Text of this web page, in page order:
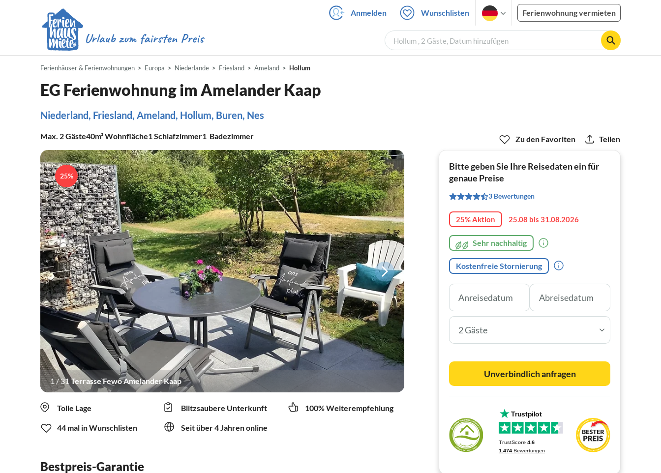
Anmelden Wunschlisten Ferienwohnung vermieten
Hollum , 2 Gäste, Datum hinzufügen
Ferienhäuser & Ferienwohnungen Europa Niederlande Friesland Ameland Hollum
EG Ferienwohnung im Amelander Kaap
Niederland, Friesland, Ameland, Hollum, Buren, Nes
Max. 2Gäste40m²Wohnfläche1Schlafzimmer1 Badezimmer
1/31 Terrasse Fewo Amelander Kaap
25%
Tolle Lage Blitzsaubere Unterkunft 100% Weiterempfehlung
44 mal in Wunschlisten Seit über 4 Jahren online
Bestpreis-Garantie
Zu den Favoriten Teilen
Bitte geben Sie Ihre Reisedaten ein für
genaue Preise
3 Bewertungen
25% Aktion 25.08 bis 31.08.2026
Sehr nachhaltig
Kostenfreie Stornierung
2 Gäste
Unverbindlich anfragen